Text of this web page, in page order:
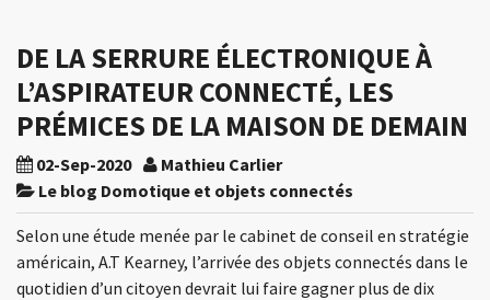
DE LA SERRURE ÉLECTRONIQUE À
L’ASPIRATEUR CONNECTÉ, LES
PRÉMICES DE LA MAISON DE DEMAIN
02-Sep-2020
Mathieu Carlier
Le blog Domotique et objets connectés
Selon une étude menée par le cabinet de conseil en stratégie
américain, A.T Kearney, l’arrivée des objets connectés dans le
quotidien d’un citoyen devrait lui faire gagner plus de dix